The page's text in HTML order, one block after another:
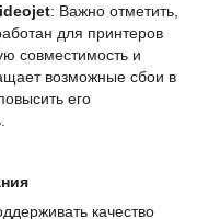
: Важно отметить,
для принтеров
совместимость и
возможные сбои в
его
качество